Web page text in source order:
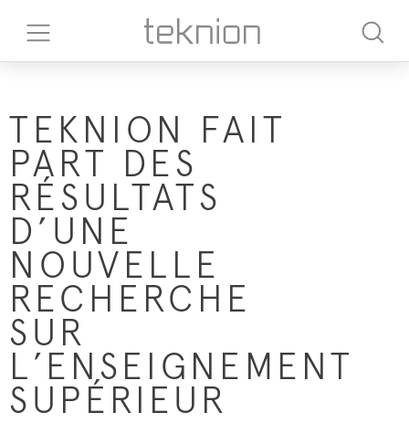
TEKNION FAIT
PART DES
RÉSULTATS
D’UNE
NOUVELLE
RECHERCHE
SUR
L’ENSEIGNEMENT
SUPÉRIEUR